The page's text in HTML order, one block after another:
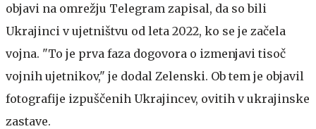
objavi na omrežju Telegram zapisal, da so bili
Ukrajinci v ujetništvu od leta 2022, ko se je začela
vojna. "To je prva faza dogovora o izmenjavi tisoč
vojnih ujetnikov," je dodal Zelenski. Ob tem je objavil
fotografije izpuščenih Ukrajincev, ovitih v ukrajinske
zastave.